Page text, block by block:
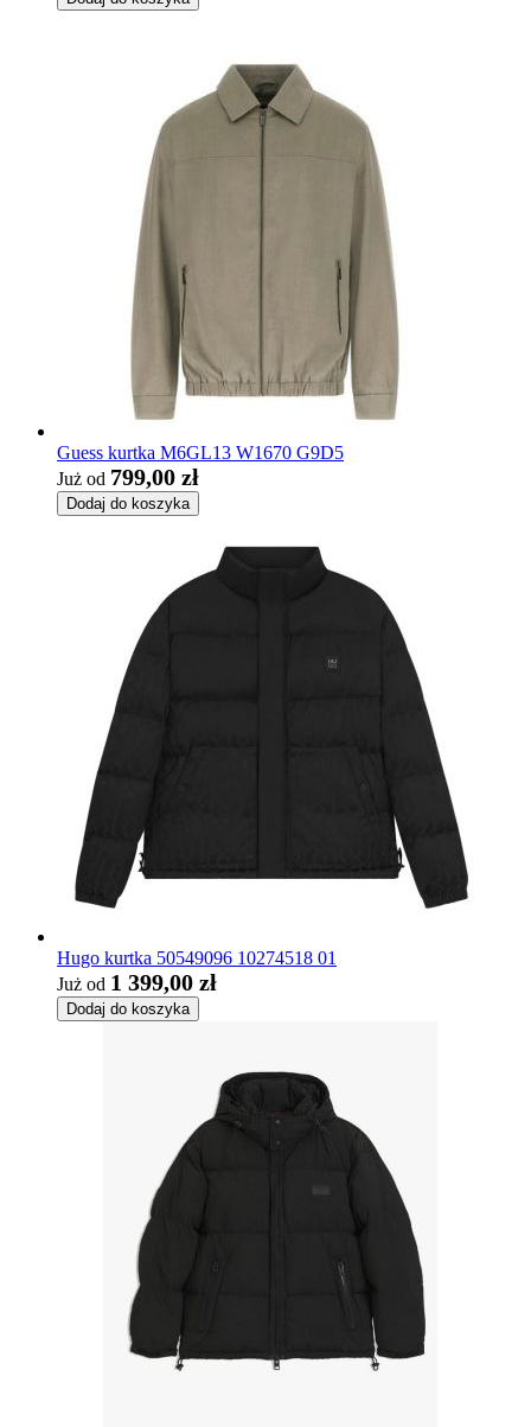
Guess kurtka M6GL13 W1670 G9D5
Już od 799,00 zł
Dodaj do koszyka
Hugo kurtka 50549096 10274518 01
Już od 1 399,00 zł
Dodaj do koszyka